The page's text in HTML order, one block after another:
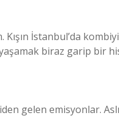
İstanbul’da
biraz garip bir
gelen emisyonlar.